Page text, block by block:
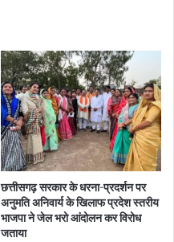
छत्तीसगढ़ सरकार के धरना-प्रदर्शन पर
अनुमति अनिवार्य के खिलाफ प्रदेश स्तरीय
भाजपा ने जेल भरो आंदोलन कर विरोध
जताया